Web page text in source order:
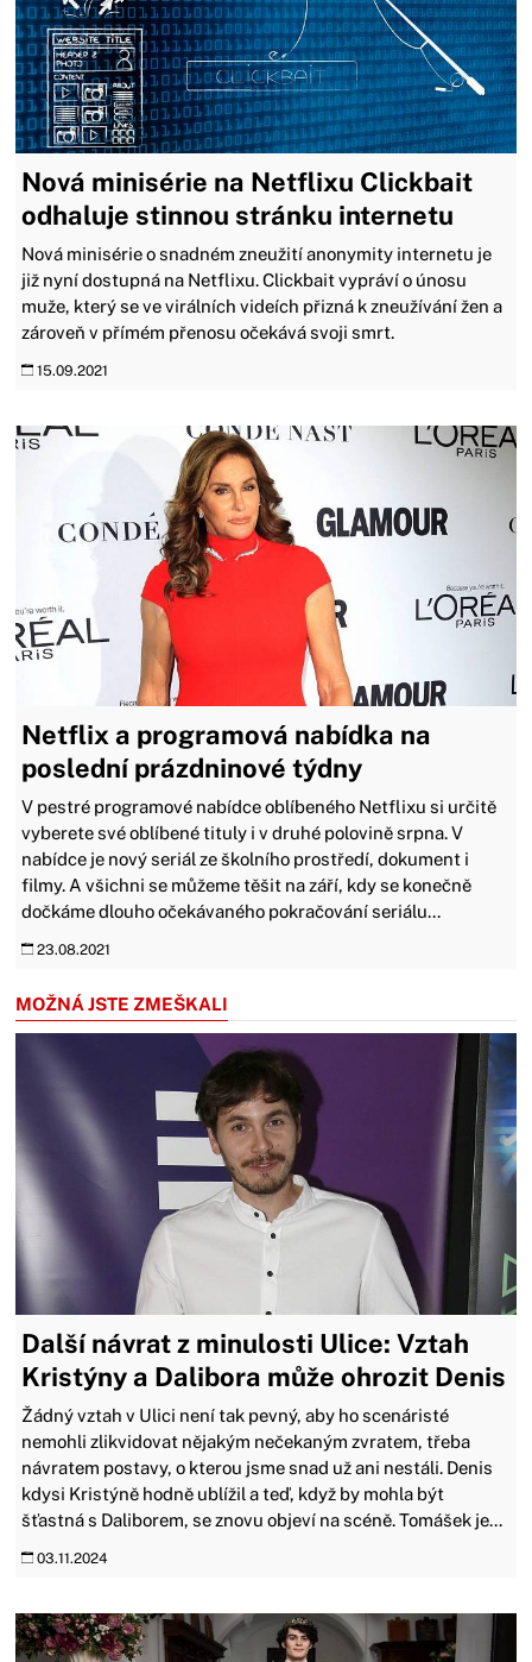
Nová minisérie na Netflixu Clickbait
odhaluje stinnou stránku internetu
Nová minisérie o snadném zneužití anonymity internetu je
již nyní dostupná na Netflixu. Clickbait vypráví o únosu
muže, který se ve virálních videích přizná k zneužívání žen a
zároveň v přímém přenosu očekává svoji smrt.
15.09.2021
Netflix a programová nabídka na
poslední prázdninové týdny
V pestré programové nabídce oblíbeného Netflixu si určitě
vyberete své oblíbené tituly i v druhé polovině srpna. V
nabídce je nový seriál ze školního prostředí, dokument i
filmy. A všichni se můžeme těšit na září, kdy se konečně
dočkáme dlouho očekávaného pokračování seriálu...
23.08.2021
MOŽNÁ JSTE ZMEŠKALI
Další návrat z minulosti Ulice: Vztah
Kristýny a Dalibora může ohrozit Denis
Žádný vztah v Ulici není tak pevný, aby ho scenáristé
nemohli zlikvidovat nějakým nečekaným zvratem, třeba
návratem postavy, o kterou jsme snad už ani nestáli. Denis
kdysi Kristýně hodně ublížil a teď, když by mohla být
šťastná s Daliborem, se znovu objeví na scéně. Tomášek je...
03.11.2024